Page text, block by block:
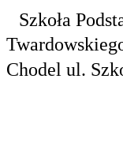
Szkoła
Chodel ul.